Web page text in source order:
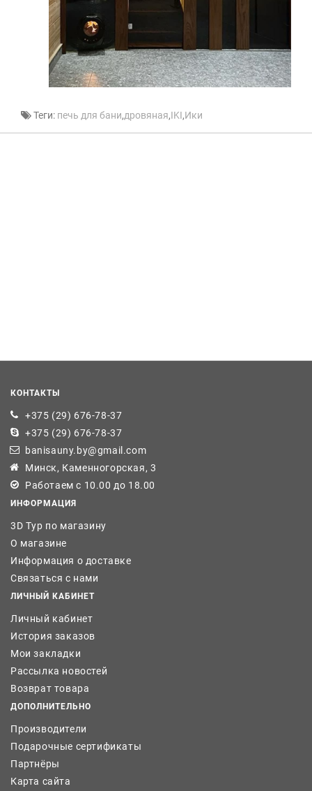
Теги: печь для бани,дровяная,IKI,Ики
КОНТАКТЫ
+375 (29) 676-78-37
+375 (29) 676-78-37
banisauny.by@gmail.com
Минск, Каменногорская, 3
Работаем с 10.00 до 18.00
ИНФОРМАЦИЯ
3D Тур по магазину
О магазине
Информация о доставке
Связаться с нами
ЛИЧНЫЙ КАБИНЕТ
Личный кабинет
История заказов
Мои закладки
Рассылка новостей
Возврат товара
ДОПОЛНИТЕЛЬНО
Производители
Подарочные сертификаты
Партнёры
Карта сайта